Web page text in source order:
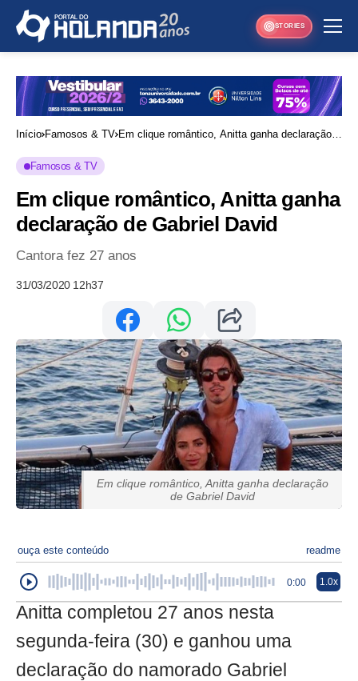
STORIES
Início Famosos & TV Em clique romântico, Anitta ganha declaração
Famosos & TV
Em clique romântico, Anitta ganha
declaração de Gabriel David
Cantora fez 27 anos
31/03/2020 12h37
Em clique romântico, Anitta ganha declaração
de Gabriel David
ouça este conteúdo readme
0:00 1.0x
Anitta completou 27 anos nesta
segunda-feira (30) e ganhou uma
declaração do namorado Gabriel